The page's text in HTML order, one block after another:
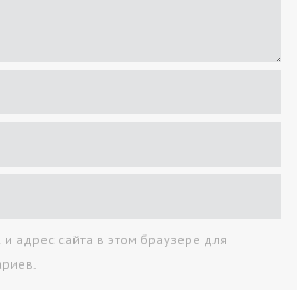
адрес сайта в этом браузере для